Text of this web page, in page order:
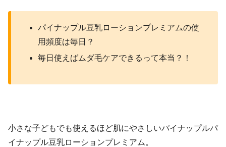
パイナップル豆乳ローションプレミアムの使
用頻度は毎日？
毎日使えばムダ毛ケアできるって本当？！
小さな子どもでも使えるほど肌にやさしいパイナップルパ
イナップル豆乳ローションプレミアム。